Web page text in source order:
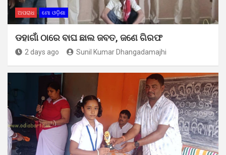
ଅପରାଧ ମୋ ଓଡ଼ିଶା
ଡହାଗାଁ ଠାରେ ବାଘ ଛାଲ ଜବତ, ଜଣେ ଗିରଫ
2 days ago Sunil Kumar Dhangadamajhi